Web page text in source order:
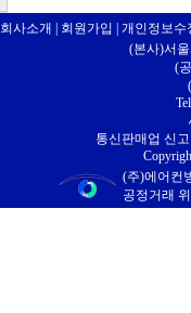
회사소개 회원가입 개인정보수
(본사)서
(
통신판매업 신
(주)에어컨
공정거래